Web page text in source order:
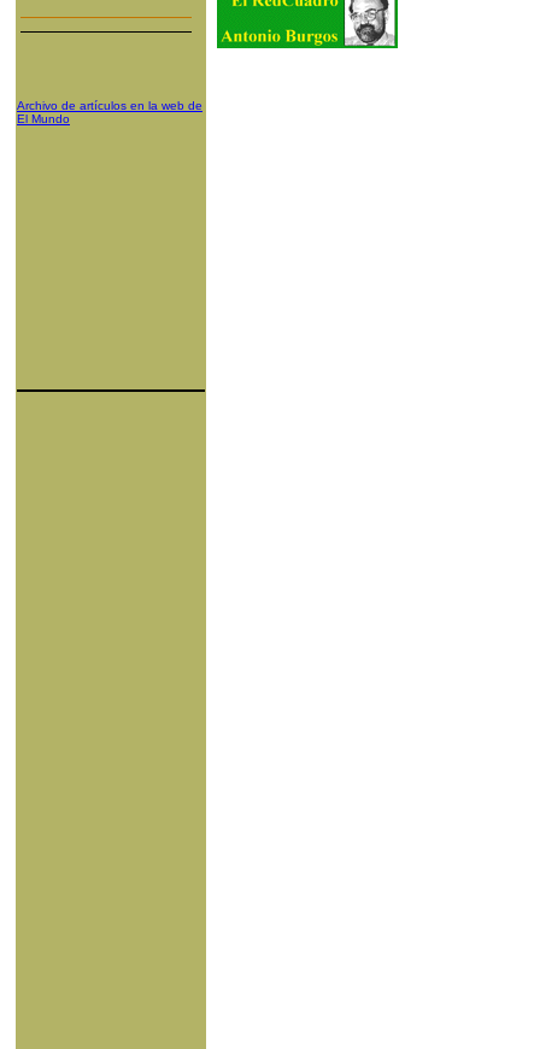
Archivo de artículos en la web de
El Mundo